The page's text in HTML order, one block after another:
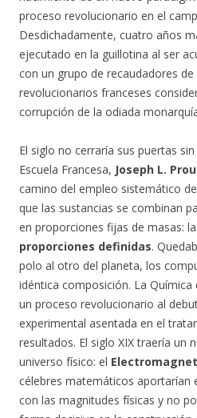
proceso revolucionario en el
Desdichadamente, cuatro años
ejecutado en la guillotina al ser
con un grupo de recaudadores
revolucionarios franceses
corrupción de la odiada
El siglo no cerraría sus puertas
Escuela Francesa, Joseph L.
camino del empleo sistemático
que las sustancias se combinan
en proporciones fijas de masas:
proporciones definidas.
polo al otro del planeta, los
idéntica composición. La Química
un proceso revolucionario al
experimental asentada en el
resultados. El siglo XIX traería un
universo físico: el
célebres matemáticos aportarían
con las magnitudes físicas y no